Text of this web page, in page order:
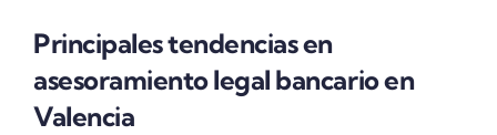
Principales tendencias en
asesoramiento legal bancario en
Valencia